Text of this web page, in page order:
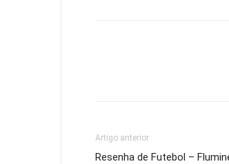
Artigo anterior
Resenha de Futebol –